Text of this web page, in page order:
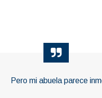
Pero mi abuela parece